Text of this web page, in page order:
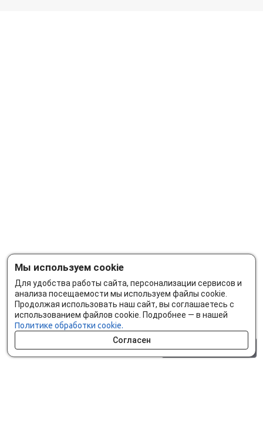
Мы используем cookie
Для удобства работы сайта, персонализации сервисов и
анализа посещаемости мы используем файлы cookie.
Продолжая использовать наш сайт, вы соглашаетесь с
использованием файлов cookie. Подробнее — в нашей
Политике обработки cookie.
Согласен